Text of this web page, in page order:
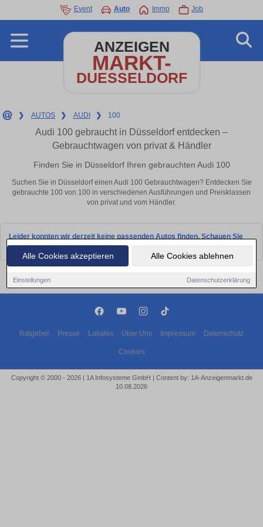
Alle Cookies akzeptieren Alle Cookies ablehnen
Einstellungen Datenschutzerklärung
Event Auto Immo Job
ANZEIGEN
MARKT-
DUESSELDORF
❯ AUTOS ❯ AUDI ❯ 100
Audi 100 gebraucht in Düsseldorf entdecken –
Gebrauchtwagen von privat & Händler
Finden Sie in Düsseldorf Ihren gebrauchten Audi 100
Suchen Sie in Düsseldorf einen Audi 100 Gebrauchtwagen? Entdecken Sie
gebrauchte 100 von 100 in verschiedenen Ausführungen und Preisklassen
von privat und vom Händler.
Leider konnten wir derzeit keine passenden Autos finden. Schauen Sie
bald wieder vorbei!
Ratgeber Presse Lokales Über Uns Impressum Datenschutz
Cookies
Copyright © 2000 - 2026 | 1A Infosysteme GmbH | Content by: 1A-Anzeigenmarkt.de
10.08.2026